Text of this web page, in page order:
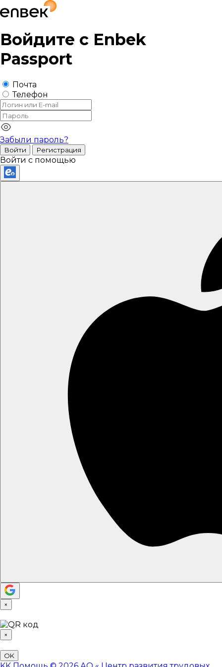
Войдите с Enbek
Passport
Почта
Телефон
Забыли пароль?
Войти Регистрация
Войти с помощью
×
×
OK